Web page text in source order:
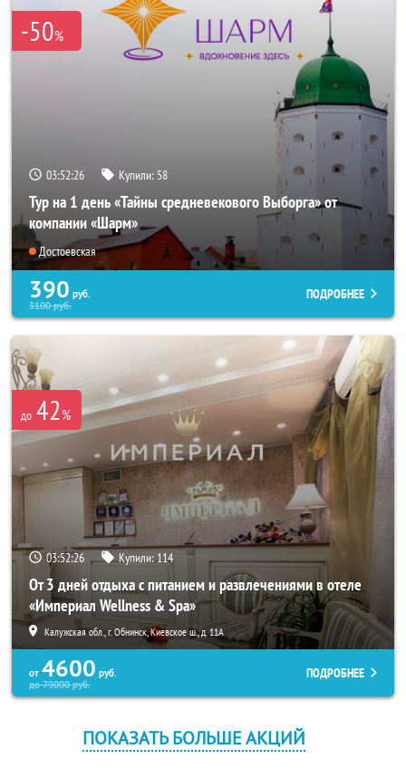
-50%
03:52:26 Купили: 58
Тур на 1 день «Тайны средневекового Выборга» от
компании «Шарм»
Достоевская
390 руб.
3100руб.
ПОДРОБНЕЕ
до 42%
03:52:26 Купили:114
От 3 дней отдыха с питанием и развлечениями в отеле
«Империал Wellness & Spa»
Калужская обл., г. Обнинск, Киевское ш., д. 11А
от 4600 руб.
до79000руб.
ПОДРОБНЕЕ
ПОКАЗАТЬ БОЛЬШЕ АКЦИЙ